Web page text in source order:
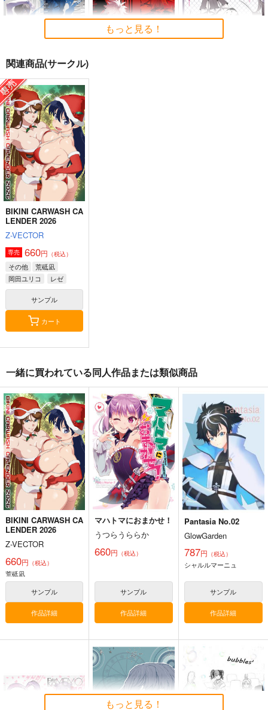
BLUE nankaAkanjin
oOMNIBUS
ハイパーソニックソウ
ル
3,025 円（税込）
Fate/Grand Order
アルジュナ
カルナ
サンプル
カート
人類最古と人類最後 I
壱番地
2,860円（税込）
Fate/Grand Order
ギルガメッシュ〔キャスター〕×ぐだ子
サンプル
カート
FGO OEKAKI Rando
m5
たけさと
1,320円（税込）
Fate/Grand Order
鈴鹿御前
サンプル
カート
Fate/Grand Order ma
terial XXI
TYPE-MOON
2,200円（税込）
Fate/Grand Order
サンプル
カート
Fate/GOMEMO10
785 円（税込）
Fate/Grand Order
えふじいおう和風肖像
画集参
800個入りタコ焼き
専売 787円（税込）
Fate/Grand Order
斎藤一の本2
斎藤一の本を出すサー
クル
2,357 円（税込）
もっと見る！
関連商品(サークル)
BIKINI CARWASH CA
LENDER 2026
Z-VECTOR
専売 660円 （税込）
その他
荒砥凪
岡田ユリコ
レゼ
サンプル
カート
一緒に買われている同人作品または類似商品
BIKINI CARWASH CA
LENDER 2026
Z-VECTOR
660円 （税込）
荒砥凪
サンプル
作品詳細
マハトマにおまかせ！
うつらうららか
660円 （税込）
サンプル
作品詳細
Pantasia No.02
GlowGarden
787円 （税込）
シャルルマーニュ
サンプル
作品詳細
もっと見る！